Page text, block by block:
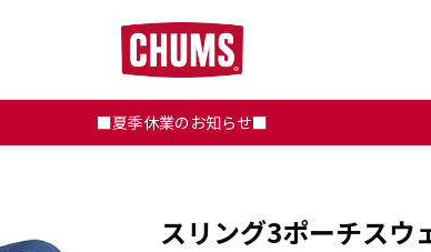
■夏季休業のお知らせ■
スリング3ポーチスウ